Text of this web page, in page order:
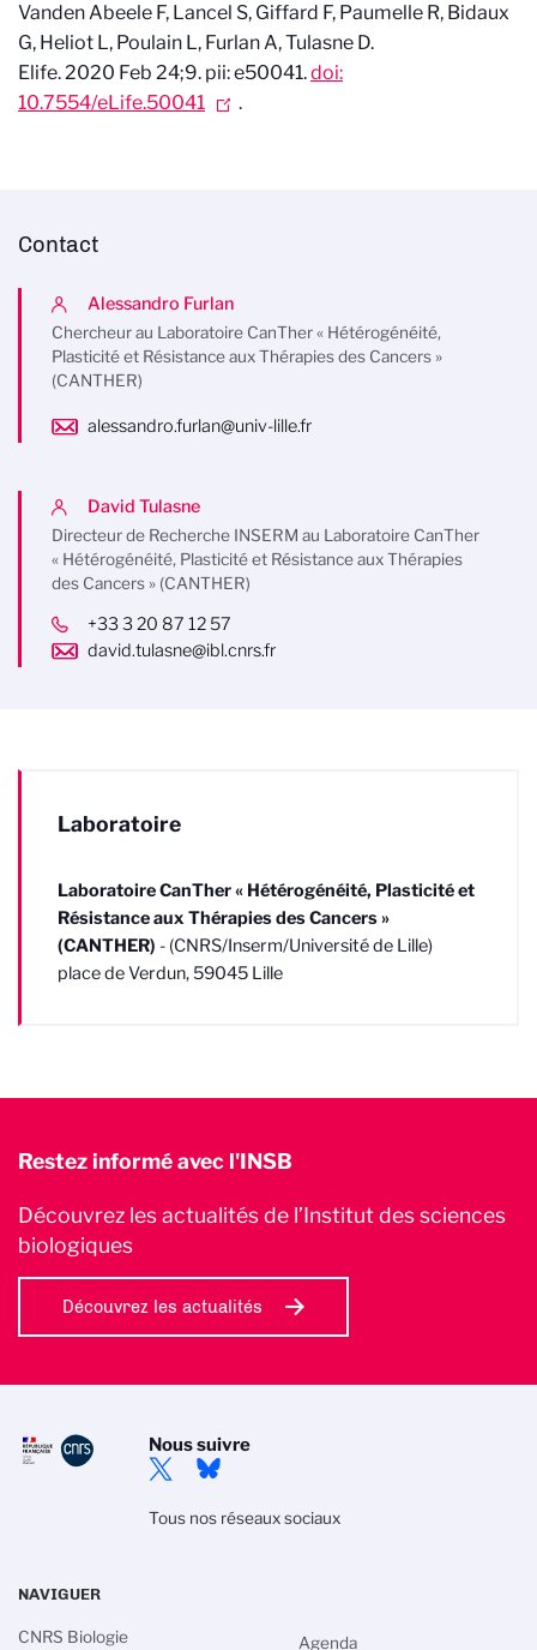
Vanden Abeele F, Lancel S, Giffard F, Paumelle R, Bidaux
G, Heliot L, Poulain L, Furlan A, Tulasne D.
Elife. 2020 Feb 24;9. pii: e50041.doi:
10.7554/eLife.50041
.
Contact
Alessandro Furlan
Chercheur au Laboratoire CanTher « Hétérogénéité,
Plasticité et Résistance aux Thérapies des Cancers »
(CANTHER)
alessandro.furlan@univ-lille.fr
David Tulasne
Directeur de Recherche INSERM au Laboratoire CanTher
« Hétérogénéité, Plasticité et Résistance aux Thérapies
des Cancers » (CANTHER)
+33 3 20 87 12 57
david.tulasne@ibl.cnrs.fr
Laboratoire
Laboratoire CanTher « Hétérogénéité, Plasticité et
Résistance aux Thérapies des Cancers »
(CANTHER) - (CNRS/Inserm/Université de Lille)
place de Verdun, 59045 Lille
Restez informé avec l'INSB
Découvrez les actualités de l’Institut des sciences
biologiques
Découvrez les actualités
Nous suivre
Tous nos réseaux sociaux
NAVIGUER
CNRS Biologie Agenda